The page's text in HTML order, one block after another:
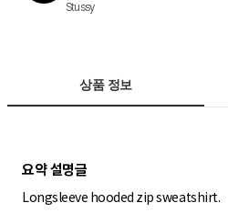
Stussy
상품 정보
Longsleeve hooded zip sweatshirt.